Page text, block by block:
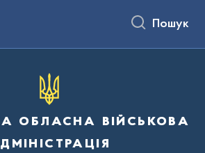
Пошук
обласна військова